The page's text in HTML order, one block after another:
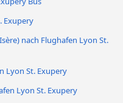
Exupery
nach Flughafen Lyon St.
Lyon St. Exupery
Lyon St. Exupery